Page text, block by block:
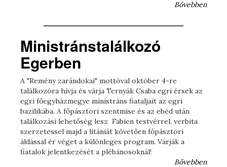
Bővebben
Ministránstalálkozó
Egerben
A "Remény zarándokai" mottóval október 4-re
találkozóra hívja és várja Ternyák Csaba egri érsek az
egri főegyházmegye ministráns fiataljait az egri
bazilikába. A főpásztori szentmise és az ebéd után
találkozási lehetőség lesz Fabien testvérrel, verbita
szerzetessel majd a litániát követően főpásztori
áldással ér véget a különleges program. Várják a
fiatalok jelentkezését a plébánosoknál!
Bővebben